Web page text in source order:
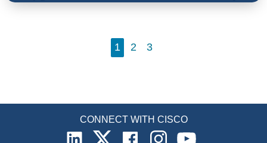
1 2 3
CONNECT WITH CISCO